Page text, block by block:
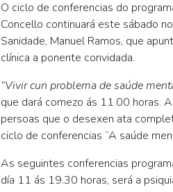
O ciclo de conferencias do
Concello continuará este sábado
Sanidade, Manuel Ramos, que
clínica a ponente convidada.
“Vivir cun problema de saúde
que dará comezo ás 11.00 horas.
persoas que o desexen ata
ciclo de conferencias “A saúde
As seguintes conferencias
día 11 ás 19.30 horas, será a